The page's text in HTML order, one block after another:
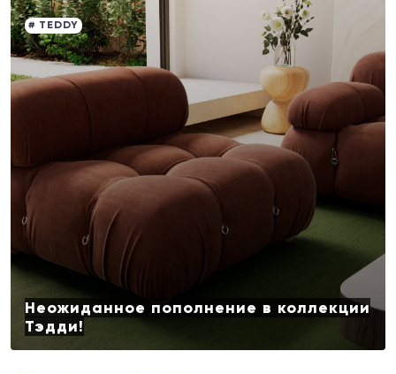
# TEDDY
Неожиданное пополнение в коллекции
Тэдди!